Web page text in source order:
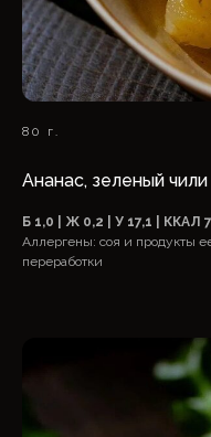
80 г.
Ананас, зеленый чили
Б 1,0 | Ж 0,2 | У 17,1 | ККАЛ
Аллергены: соя и продукты
переработки